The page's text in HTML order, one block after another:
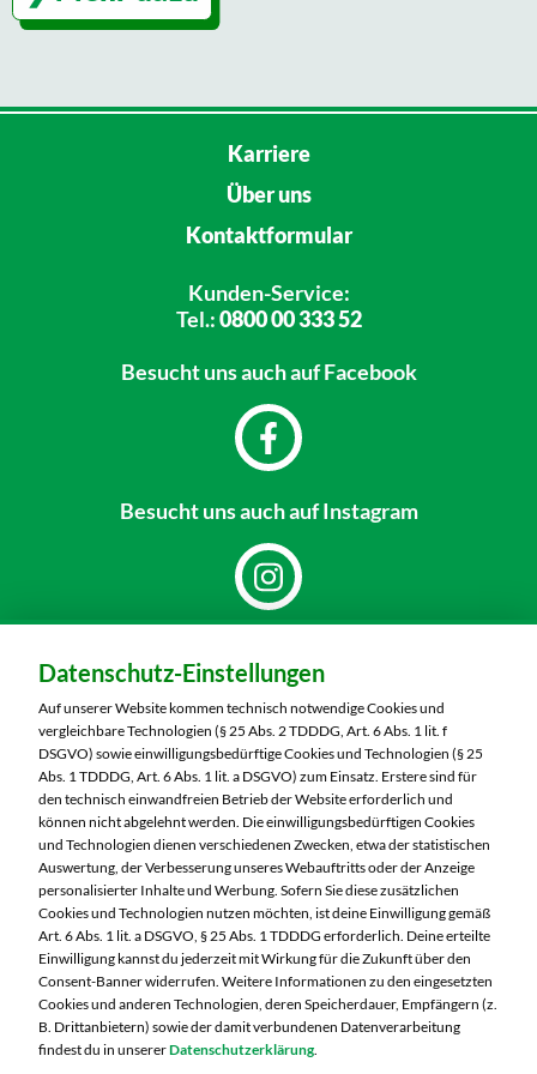
Karriere
Über uns
Kontaktformular
Kunden-Service:
Tel.:0800 00 333 52
Besucht unsauch auf Facebook
Besucht unsauch auf Instagram
MARKTKAUF Görlitz
Nieskyer Straße 100
02828 Görlitz
Telefon:03581 3670
Markt ändern
Öffnungszeiten diese Woche:
Mo:
07:00 – 20:00 Uhr
Di:
07:00 – 20:00 Uhr
Mi:
07:00 – 20:00 Uhr
Do:
07:00 – 21:00 Uhr
Fr:
07:00 – 21:00 Uhr
Datenschutz-Einstellungen
Auf unserer Website kommen technisch notwendige Cookies und
vergleichbare Technologien (§ 25 Abs. 2 TDDDG, Art. 6 Abs. 1 lit. f
DSGVO) sowie einwilligungsbedürftige Cookies und Technologien (§ 25
Abs. 1 TDDDG, Art. 6 Abs. 1 lit. a DSGVO) zum Einsatz. Erstere sind für
den technisch einwandfreien Betrieb der Website erforderlich und
können nicht abgelehnt werden. Die einwilligungsbedürftigen Cookies
und Technologien dienen verschiedenen Zwecken, etwa der statistischen
Auswertung, der Verbesserung unseres Webauftritts oder der Anzeige
personalisierter Inhalte und Werbung. Sofern Sie diese zusätzlichen
Cookies und Technologien nutzen möchten, ist deine Einwilligung gemäß
Art. 6 Abs. 1 lit. a DSGVO, § 25 Abs. 1 TDDDG erforderlich. Deine erteilte
Einwilligung kannst du jederzeit mit Wirkung für die Zukunft über den
Consent-Banner widerrufen. Weitere Informationen zu den eingesetzten
Cookies und anderen Technologien, deren Speicherdauer, Empfängern (z.
B. Drittanbietern) sowie der damit verbundenen Datenverarbeitung
findest du in unsererDatenschutzerklärung.